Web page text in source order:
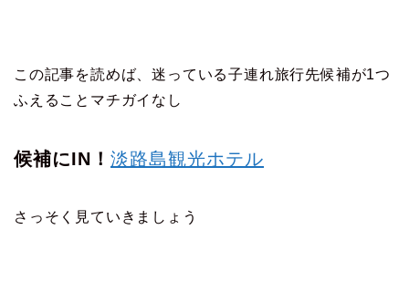
この記事を読めば、迷っている子連れ旅行先候補が1つ
ふえることマチガイなし
候補にIN！ 淡路島観光ホテル
さっそく見ていきましょう